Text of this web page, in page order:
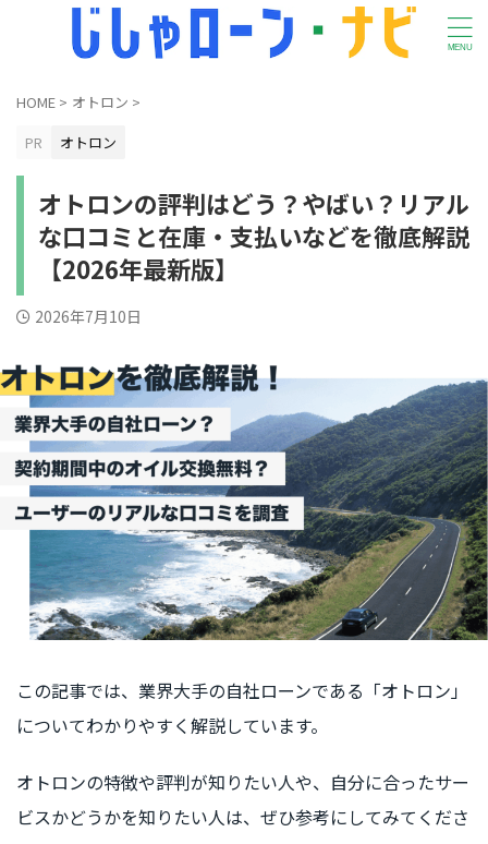
HOME > オトロン >
PR
オトロン
オトロンの評判はどう？やばい？リアル
な口コミと在庫・支払いなどを徹底解説
【2026年最新版】
2026年7月10日
この記事では、業界大手の自社ローンである「オトロン」
についてわかりやすく解説しています。
オトロンの特徴や評判が知りたい人や、自分に合ったサー
ビスかどうかを知りたい人は、ぜひ参考にしてみてくださ